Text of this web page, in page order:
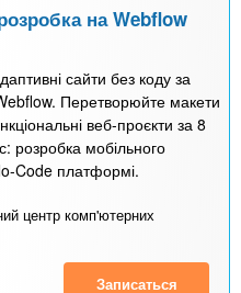
на Webflow
сайти без коду за
Перетворюйте макети
веб-проєкти за 8
розробка мобільного
Code платформі.
центр комп'ютерних
Записаться